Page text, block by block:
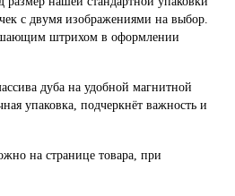
с двумя изображениями на выбор.
штрихом в оформлении
дуба на удобной магнитной
упаковка, подчеркнёт важность и
на странице товара, при